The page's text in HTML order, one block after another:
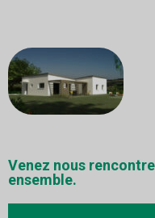
Venez nous
ensemble.